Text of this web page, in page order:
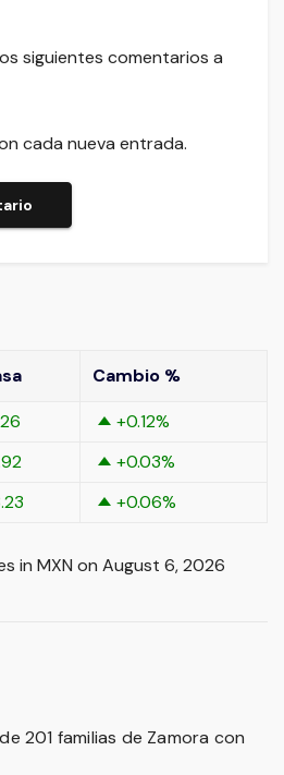
siguientes comentarios a
cada nueva entrada.
Cambio %
+0.12%
+0.03%
+0.06%
in MXN on August 6, 2026
201 familias de Zamora con